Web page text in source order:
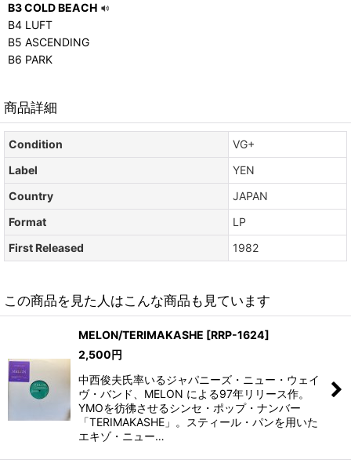
B3 COLD BEACH
B4 LUFT
B5 ASCENDING
B6 PARK
商品詳細
Condition
VG+
Label
YEN
Country
JAPAN
Format
LP
First Released
1982
この商品を見た人はこんな商品も見ています
MELON/TERIMAKASHE [RRP-1624]
2,500円
中西俊夫氏率いるジャパニーズ・ニュー・ウェイ
ヴ・バンド、MELON による97年リリース作。
YMOを彷彿させるシンセ・ポップ・ナンバー
「TERIMAKASHE」。スティール・パンを用いた
エキゾ・ニュー…